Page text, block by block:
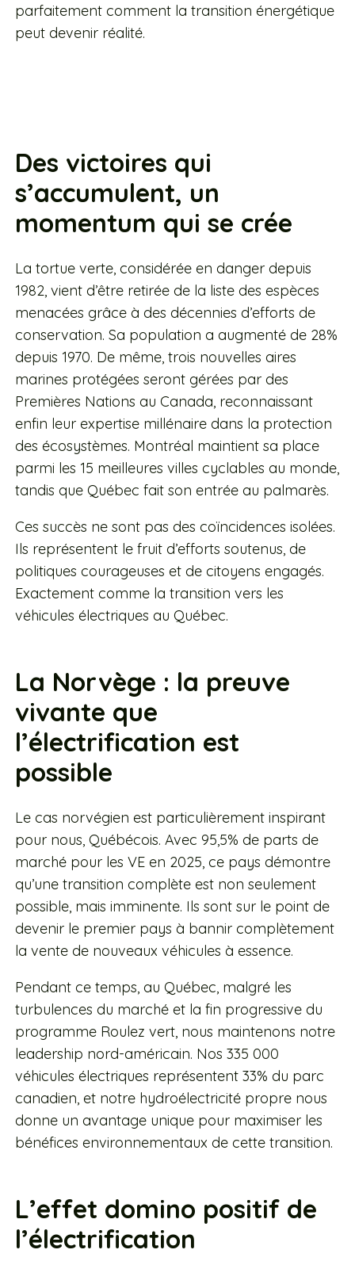
parfaitement comment la transition énergétique
peut devenir réalité.
Des victoires qui
s’accumulent, un
momentum qui se crée
La tortue verte, considérée en danger depuis
1982, vient d’être retirée de la liste des espèces
menacées grâce à des décennies d’efforts de
conservation. Sa population a augmenté de 28%
depuis 1970. De même, trois nouvelles aires
marines protégées seront gérées par des
Premières Nations au Canada, reconnaissant
enfin leur expertise millénaire dans la protection
des écosystèmes. Montréal maintient sa place
parmi les 15 meilleures villes cyclables au monde,
tandis que Québec fait son entrée au palmarès.
Ces succès ne sont pas des coïncidences isolées.
Ils représentent le fruit d’efforts soutenus, de
politiques courageuses et de citoyens engagés.
Exactement comme la transition vers les
véhicules électriques au Québec.
La Norvège : la preuve
vivante que
l’électrification est
possible
Le cas norvégien est particulièrement inspirant
pour nous, Québécois. Avec 95,5% de parts de
marché pour les VE en 2025, ce pays démontre
qu’une transition complète est non seulement
possible, mais imminente. Ils sont sur le point de
devenir le premier pays à bannir complètement
la vente de nouveaux véhicules à essence.
Pendant ce temps, au Québec, malgré les
turbulences du marché et la fin progressive du
programme Roulez vert, nous maintenons notre
leadership nord-américain. Nos 335 000
véhicules électriques représentent 33% du parc
canadien, et notre hydroélectricité propre nous
donne un avantage unique pour maximiser les
bénéfices environnementaux de cette transition.
L’effet domino positif de
l’électrification